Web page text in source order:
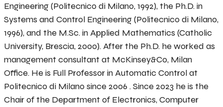
Engineering (Politecnico di Milano, 1992), the Ph.D. in
Systems and Control Engineering (Politecnico di Milano,
1996), and the M.Sc. in Applied Mathematics (Catholic
University, Brescia, 2000). After the Ph.D. he worked as
management consultant at McKinsey&Co, Milan
Office. He is Full Professor in Automatic Control at
Politecnico di Milano since 2006 . Since 2023 he is the
Chair of the Department of Electronics, Computer